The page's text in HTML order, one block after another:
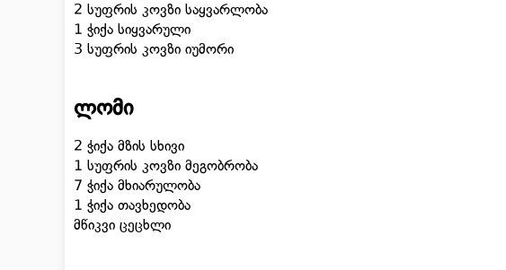
2 სუფრის კოვზი საყვარლობა
1 ჭიქა სიყვარული
3 სუფრის კოვზი იუმორი
ლომი
2 ჭიქა მზის სხივი
1 სუფრის კოვზი მეგობრობა
7 ჭიქა მხიარულობა
1 ჭიქა თავხედობა
მწიკვი ცეცხლი